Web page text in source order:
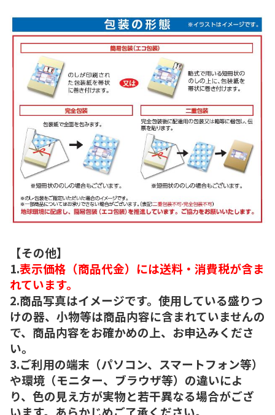
【その他】
1.表示価格（商品代金）には送料・消費税が含ま
れています。
2.商品写真はイメージです。使用している盛りつ
けの器、小物等は商品内容に含まれていませんの
で、商品内容をお確かめの上、お申込みくださ
い。
3.ご利用の端末（パソコン、スマートフォン等）
や環境（モニター、ブラウザ等）の違いによ
り、色の見え方が実物と若干異なる場合がござ